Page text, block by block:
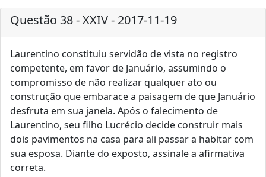
Questão 38 - XXIV - 2017-11-19
Laurentino constituiu servidão de vista no registro
competente, em favor de Januário, assumindo o
compromisso de não realizar qualquer ato ou
construção que embarace a paisagem de que Januário
desfruta em sua janela. Após o falecimento de
Laurentino, seu filho Lucrécio decide construir mais
dois pavimentos na casa para ali passar a habitar com
sua esposa. Diante do exposto, assinale a afirmativa
correta.